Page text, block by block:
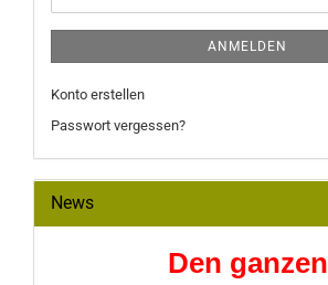
ANMELDEN
Konto erstellen
Passwort vergessen?
News
Den ganzen